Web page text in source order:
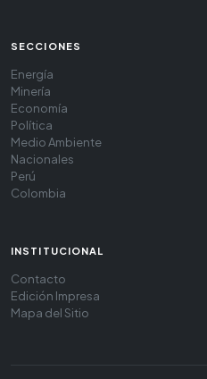
SECCIONES
Energía
Minería
Economía
Política
Medio Ambiente
Nacionales
Perú
Colombia
INSTITUCIONAL
Contacto
Edición Impresa
Mapa del Sitio